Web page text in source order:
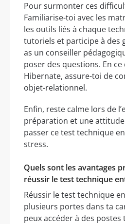
Pour surmonter ces
Familiarise-toi avec les
les outils liés à chaque
tutoriels et participe à des
as un conseiller
poser des questions. En
Hibernate, assure-toi de
objet-relationnel.
Enfin, reste calme lors de
préparation et une
passer ce test technique
stress.
Quels sont les avantages
réussir le test technique
Réussir le test technique
plusieurs portes dans ta
peux accéder à des postes